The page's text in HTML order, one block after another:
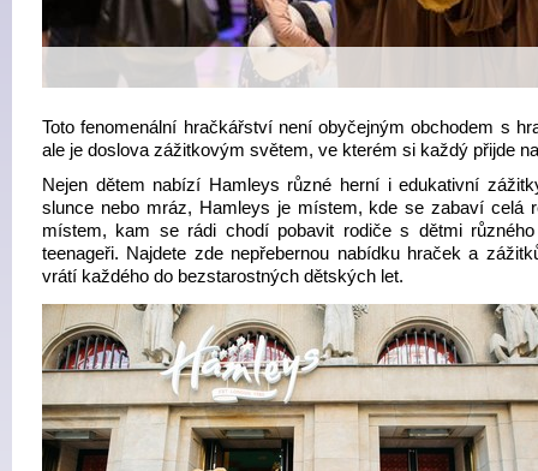
Toto fenomenální hračkářství není obyčejným obchodem s
ale je doslova zážitkovým světem, ve kterém si každý přijde
Nejen dětem nabízí Hamleys různé herní i edukativní
slunce nebo mráz, Hamleys je místem, kde se zabaví celá
místem, kam se rádi chodí pobavit rodiče s dětmi
teenageři. Najdete zde nepřebernou nabídku hraček a
vrátí každého do bezstarostných dětských let.